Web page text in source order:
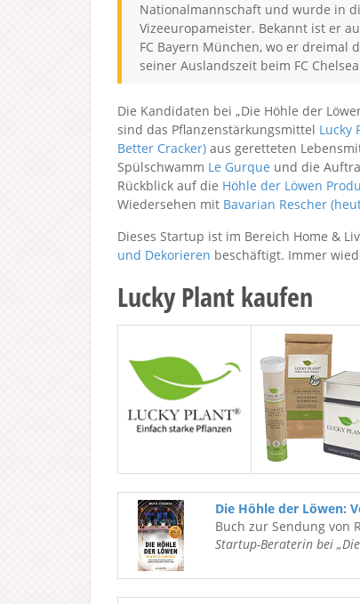
Nationalmannschaft und wurde in
Vizeeuropameister. Bekannt ist er
FC Bayern München, wo er dreimal
seiner Auslandszeit beim FC
Die Kandidaten bei „Die Höhle der
sind das Pflanzenstärkungsmittel Lucky
Better Cracker) aus geretteten
Spülschwamm Le Gurque und die
Rückblick auf die Höhle der Löwen
Wiedersehen mit Bavarian Rescher
Dieses Startup ist im Bereich Home &
und Dekorieren beschäftigt. Immer
Lucky Plant kaufen
Die Höhle der Löwen:
Buch zur Sendung von
Startup-Beraterin bei